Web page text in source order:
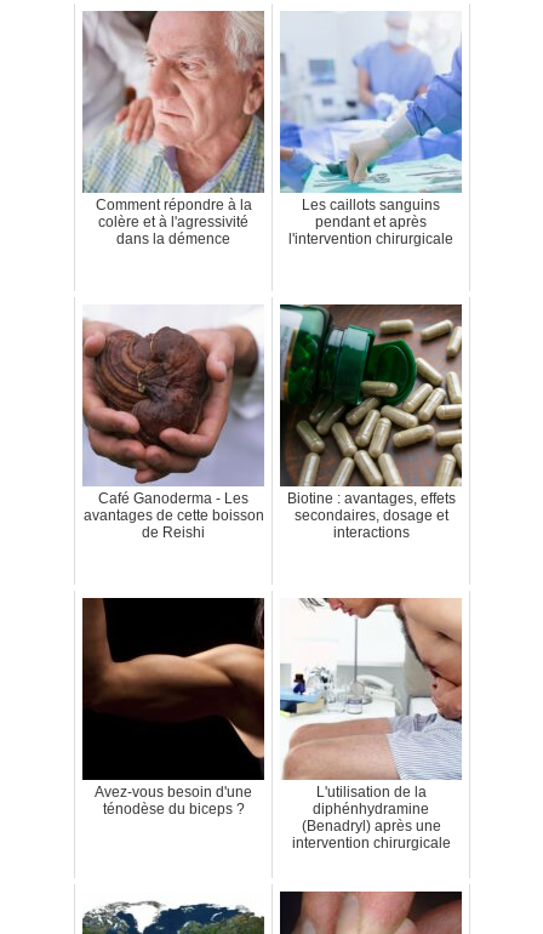
Comment répondre à la
colère et à l'agressivité
dans la démence
Les caillots sanguins
pendant et après
l'intervention chirurgicale
Café Ganoderma - Les
avantages de cette boisson
de Reishi
Biotine : avantages, effets
secondaires, dosage et
interactions
Avez-vous besoin d'une
ténodèse du biceps ?
L'utilisation de la
diphénhydramine
(Benadryl) après une
intervention chirurgicale